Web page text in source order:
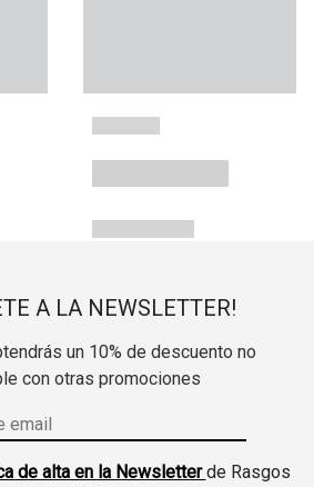
A LA NEWSLETTER!
un 10% de descuento no
con otras promociones
de alta en la Newsletterde Rasgos